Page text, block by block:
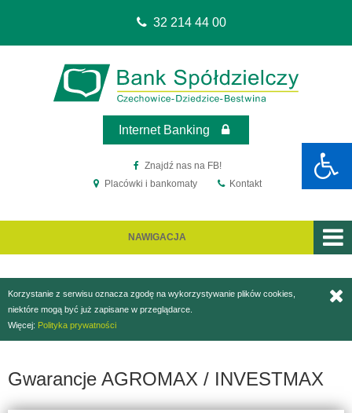
32 214 44 00
Internet Banking
Znajdź nas na FB!
Placówki i bankomaty
Kontakt
NAWIGACJA
Korzystanie z serwisu oznacza zgodę na wykorzystywanie plików cookies,
niektóre mogą być już zapisane w przeglądarce.
Więcej: Polityka prywatności
Gwarancje AGROMAX / INVESTMAX